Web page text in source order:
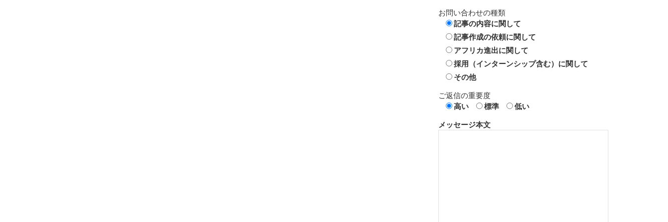
お問い合わせの種類
記事の内容に関して
記事作成の依頼に関して
アフリカ進出に関して
採用（インターンシップ含む）に関して
その他
ご返信の重要度
高い
標準 低い
メッセージ本文